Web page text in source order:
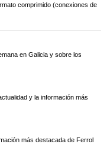
comprimido (conexiones de
en Galicia y sobre los
y la información más
más destacada de Ferrol